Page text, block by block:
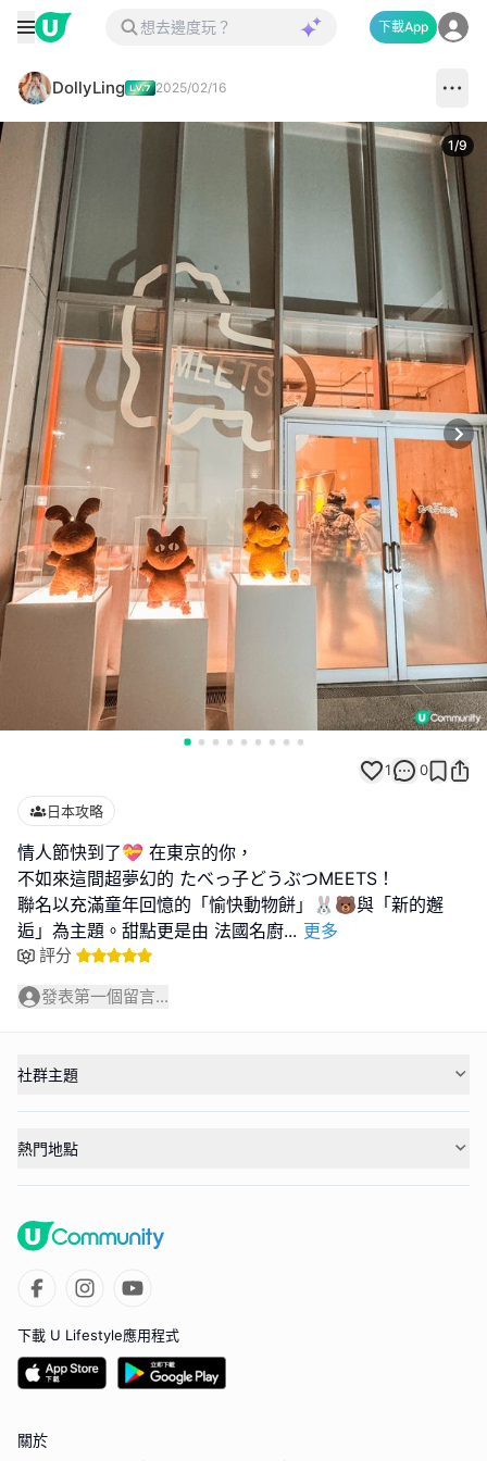
下載App
DollyLing 2025/02/16
1/9
1 0
日本攻略
情人節快到了💝 在東京的你，
不如來這間超夢幻的 たべっ子どうぶつMEETS！
聯名以充滿童年回憶的「愉快動物餅」🐰🐻與「新的邂
逅」為主題。甜點更是由 法國名廚... 更多
評分
發表第一個留言...
社群主題
熱門地點
下載 U Lifestyle應用程式
關於